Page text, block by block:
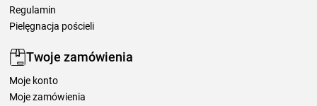
Regulamin
Pielęgnacja pościeli
Twoje zamówienia
Moje konto
Moje zamówienia